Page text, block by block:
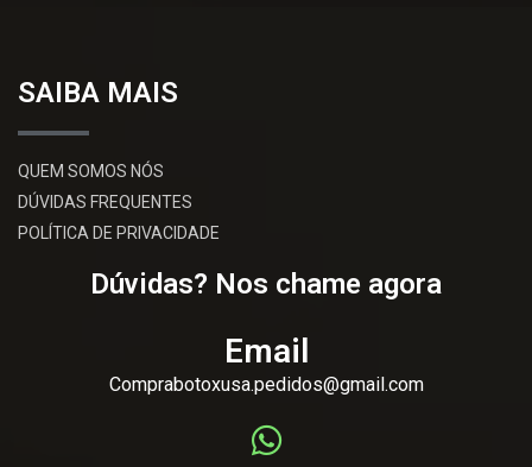
SAIBA MAIS
QUEM SOMOS NÓS
DÚVIDAS FREQUENTES
POLÍTICA DE PRIVACIDADE
Dúvidas? Nos chame agora
Email
Comprabotoxusa.pedidos@gmail.com